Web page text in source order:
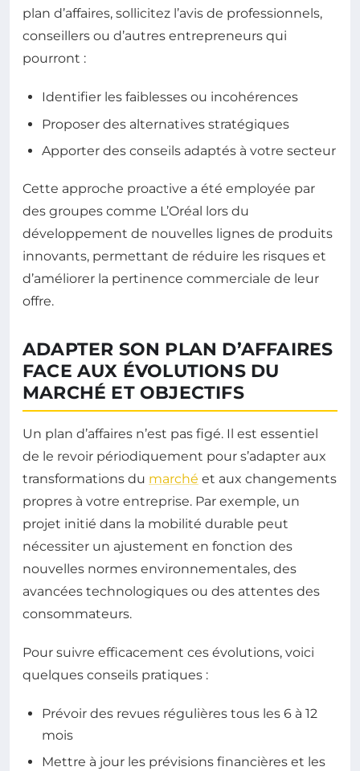
plan d’affaires, sollicitez l’avis de professionnels,
conseillers ou d’autres entrepreneurs qui
pourront :
Identifier les faiblesses ou incohérences
Proposer des alternatives stratégiques
Apporter des conseils adaptés à votre secteur
Cette approche proactive a été employée par
des groupes comme L’Oréal lors du
développement de nouvelles lignes de produits
innovants, permettant de réduire les risques et
d’améliorer la pertinence commerciale de leur
offre.
ADAPTER SON PLAN D’AFFAIRES
FACE AUX ÉVOLUTIONS DU
MARCHÉ ET OBJECTIFS
Un plan d’affaires n’est pas figé. Il est essentiel
de le revoir périodiquement pour s’adapter aux
transformations du marché et aux changements
propres à votre entreprise. Par exemple, un
projet initié dans la mobilité durable peut
nécessiter un ajustement en fonction des
nouvelles normes environnementales, des
avancées technologiques ou des attentes des
consommateurs.
Pour suivre efficacement ces évolutions, voici
quelques conseils pratiques :
Prévoir des revues régulières tous les 6 à 12
mois
Mettre à jour les prévisions financières et les